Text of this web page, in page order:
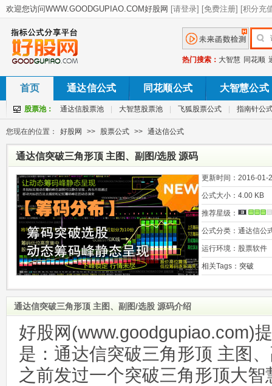
热门搜索： 大智慧 同花顺
首页 通达信公式 同花顺公式 大智慧公式
股票池： 通达信股票池 大智慧股票池 飞狐股票公式 指南针公
您现在的位置： 好股网 >> 股票公式 >> 通达信公式
通达信突破三角形顶 主图、副图/选股 源码
更新时间： 2016-01-
公式大小： 4.00 KB
推荐星级：
公式分类： 通达信公
运行环境： 股票软件
相关Tags： 突破
通达信突破三角形顶 主图、副图/选股 源码介绍
好股网(www.goodgupiao.com)
是：通达信突破三角形顶 主图
之前发过一个突破三角形顶大